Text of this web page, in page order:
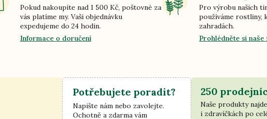
Pokud nakoupíte nad 1 500 Kč, poštovné za
vás platíme my. Vaši objednávku
expedujeme do 24 hodin.
Informace o doručení
Pro výrobu našich
používáme rostliny,
zahradách.
Prohlédněte si naše
Potřebujete poradit?
Napište nám nebo zavolejte.
Ochotně a zdarma vám
250
Naše produkty
i zdravíčkách po